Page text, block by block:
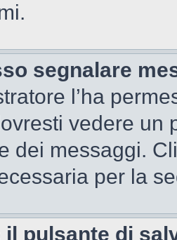
segnalare
l’ha
vedere un
dei messaggi.
per la
il pulsante di